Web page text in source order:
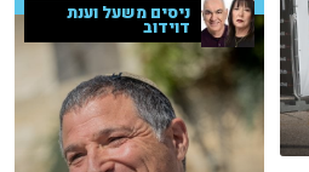
ניסים משעל וענת
דוידוב